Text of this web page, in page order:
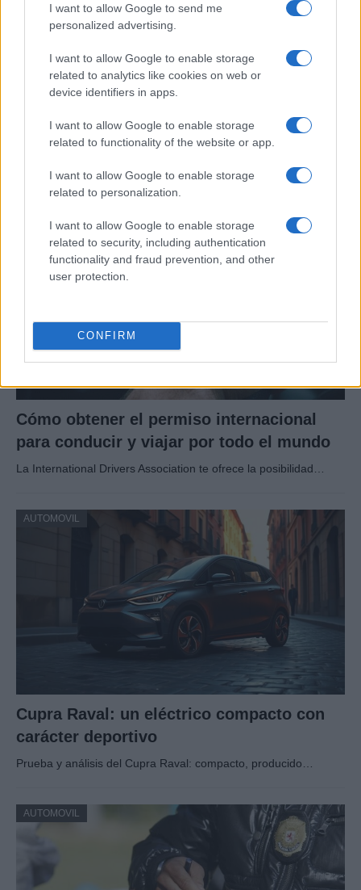
I want to allow Google to send me
personalized advertising.
I want to allow Google to enable storage
related to analytics like cookies on web or
device identifiers in apps.
I want to allow Google to enable storage
related to functionality of the website or app.
I want to allow Google to enable storage
related to personalization.
I want to allow Google to enable storage
related to security, including authentication
functionality and fraud prevention, and other
user protection.
CONFIRM
Las 100 mujeres que están transformando
la industria automotriz en 2025
Un vistazo a las mujeres que marcan la…
AUTOMOVIL
Cómo obtener el permiso internacional
para conducir y viajar por todo el mundo
La International Drivers Association te ofrece la posibilidad…
AUTOMOVIL
Cupra Raval: un eléctrico compacto con
carácter deportivo
Prueba y análisis del Cupra Raval: compacto, producido…
AUTOMOVIL